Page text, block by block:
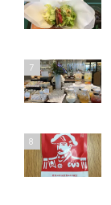
7
8